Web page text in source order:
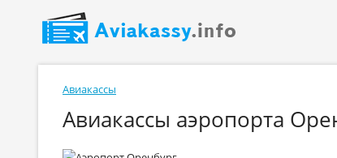
Авиакассы
Авиакассы аэропорта